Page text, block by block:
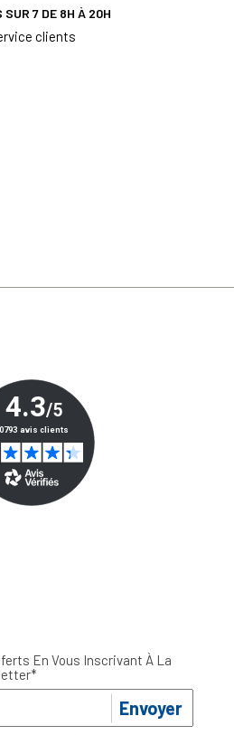
SUR 7 DE 8H À 20H
clients
En Vous Inscrivant À La
Envoyer